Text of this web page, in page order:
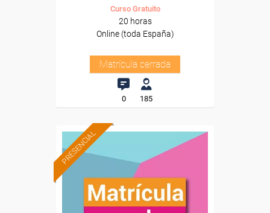
Curso Gratuito
20 horas
Online (toda España)
Matrícula cerrada
0 185
PRESENCIAL